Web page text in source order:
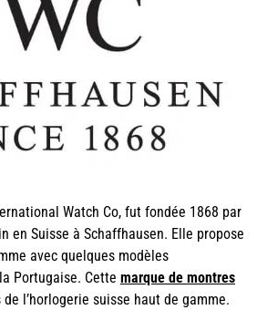
Watch Co, fut fondée 1868 par
en Suisse à Schaffhausen. Elle propose
avec quelques modèles
Portugaise. Cette marque de montres
l’horlogerie suisse haut de gamme.